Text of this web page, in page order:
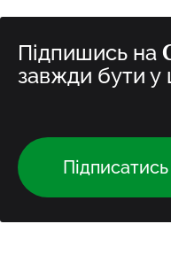
Підпишись на
завжди бути у
Підписатись